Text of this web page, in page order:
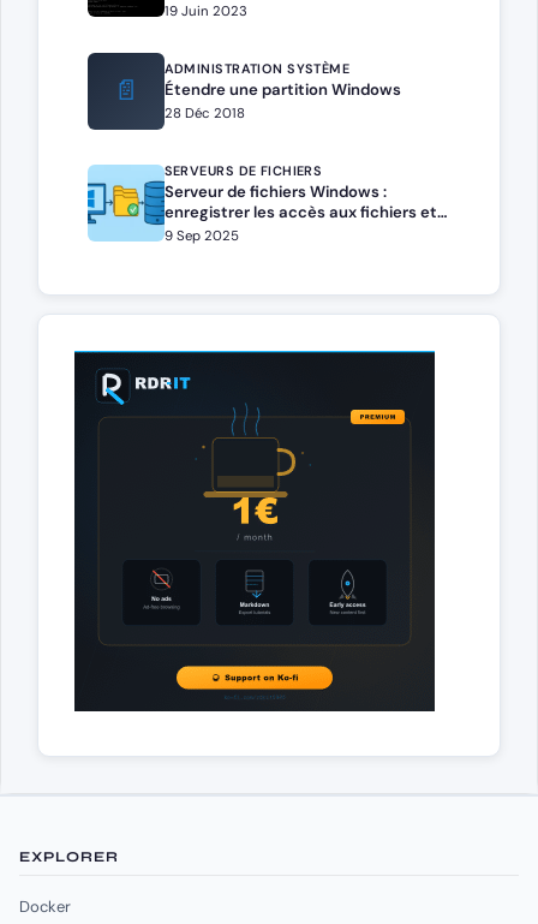
19 Juin 2023
📄
ADMINISTRATION SYSTÈME
Étendre une partition Windows
28 Déc 2018
SERVEURS DE FICHIERS
Serveur de fichiers Windows :
enregistrer les accès aux fichiers et
dossiers
9 Sep 2025
EXPLORER
Docker